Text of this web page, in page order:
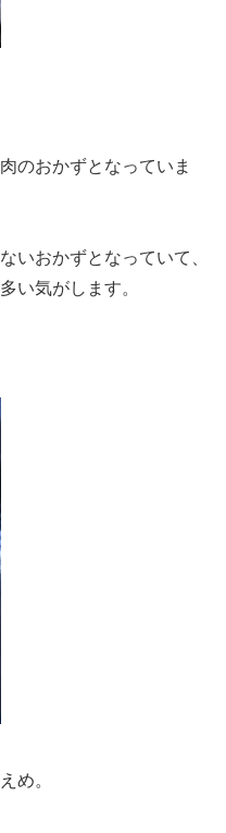
のおかずとなっていま
いおかずとなっていて、
い気がします。
め。